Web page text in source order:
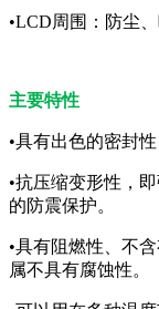
•LCD周围：防尘
主要特性
•具有出色的密封
•抗压缩变形性，
的防震保护。
•具有阻燃性、不
属不具有腐蚀性。